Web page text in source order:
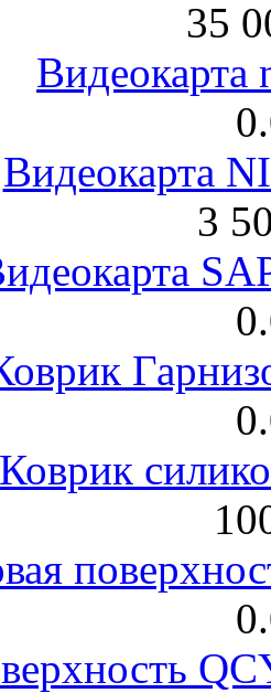
35
Видеокарта
Видеокарта
3
Коврик